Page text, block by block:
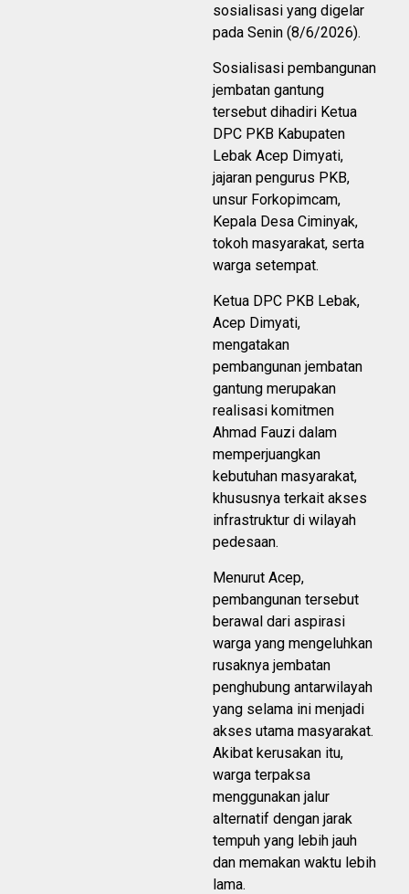
sosialisasi yang digelar
pada Senin (8/6/2026).
Sosialisasi pembangunan
jembatan gantung
tersebut dihadiri Ketua
DPC PKB Kabupaten
Lebak Acep Dimyati,
jajaran pengurus PKB,
unsur Forkopimcam,
Kepala Desa Ciminyak,
tokoh masyarakat, serta
warga setempat.
Ketua DPC PKB Lebak,
Acep Dimyati,
mengatakan
pembangunan jembatan
gantung merupakan
realisasi komitmen
Ahmad Fauzi dalam
memperjuangkan
kebutuhan masyarakat,
khususnya terkait akses
infrastruktur di wilayah
pedesaan.
Menurut Acep,
pembangunan tersebut
berawal dari aspirasi
warga yang mengeluhkan
rusaknya jembatan
penghubung antarwilayah
yang selama ini menjadi
akses utama masyarakat.
Akibat kerusakan itu,
warga terpaksa
menggunakan jalur
alternatif dengan jarak
tempuh yang lebih jauh
dan memakan waktu lebih
lama.